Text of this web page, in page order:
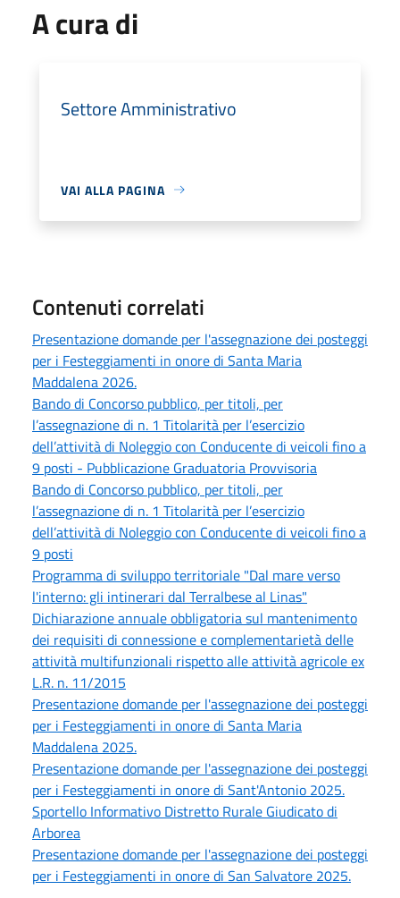
A cura di
Settore Amministrativo
VAI ALLA PAGINA
Contenuti correlati
Presentazione domande per l'assegnazione dei posteggi
per i Festeggiamenti in onore di Santa Maria
Maddalena 2026.
Bando di Concorso pubblico, per titoli, per
l’assegnazione di n. 1 Titolarità per l’esercizio
dell’attività di Noleggio con Conducente di veicoli fino a
9 posti - Pubblicazione Graduatoria Provvisoria
Bando di Concorso pubblico, per titoli, per
l’assegnazione di n. 1 Titolarità per l’esercizio
dell’attività di Noleggio con Conducente di veicoli fino a
9 posti
Programma di sviluppo territoriale "Dal mare verso
l'interno: gli intinerari dal Terralbese al Linas"
Dichiarazione annuale obbligatoria sul mantenimento
dei requisiti di connessione e complementarietà delle
attività multifunzionali rispetto alle attività agricole ex
L.R. n. 11/2015
Presentazione domande per l'assegnazione dei posteggi
per i Festeggiamenti in onore di Santa Maria
Maddalena 2025.
Presentazione domande per l'assegnazione dei posteggi
per i Festeggiamenti in onore di Sant'Antonio 2025.
Sportello Informativo Distretto Rurale Giudicato di
Arborea
Presentazione domande per l'assegnazione dei posteggi
per i Festeggiamenti in onore di San Salvatore 2025.